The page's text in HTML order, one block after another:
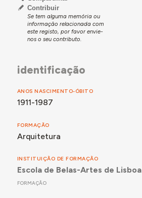
Contribuir
Se tem alguma memória ou
informação relacionada com
este registo, por favor envie-
nos o seu contributo.
identificação
ANOS NASCIMENTO-ÓBITO
1911-1987
FORMAÇÃO
Arquitetura
INSTITUIÇÃO DE FORMAÇÃO
Escola de Belas-Artes de Lisboa
FORMAÇÃO